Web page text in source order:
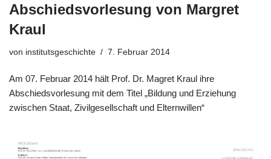
Abschiedsvorlesung von Margret
Kraul
von institutsgeschichte 7. Februar 2014
Am 07. Februar 2014 hält Prof. Dr. Magret Kraul ihre
Abschiedsvorlesung mit dem Titel „Bildung und Erziehung
zwischen Staat, Zivilgesellschaft und Elternwillen“